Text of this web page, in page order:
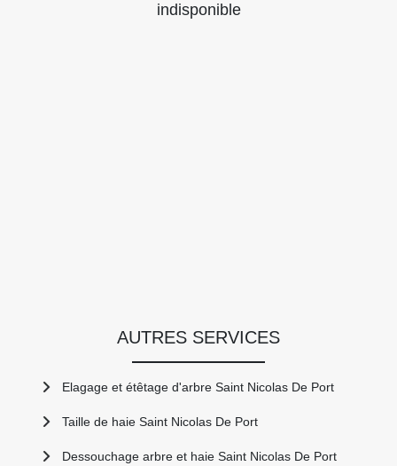
indisponible
AUTRES SERVICES
Elagage et étêtage d'arbre Saint Nicolas De Port
Taille de haie Saint Nicolas De Port
Dessouchage arbre et haie Saint Nicolas De Port